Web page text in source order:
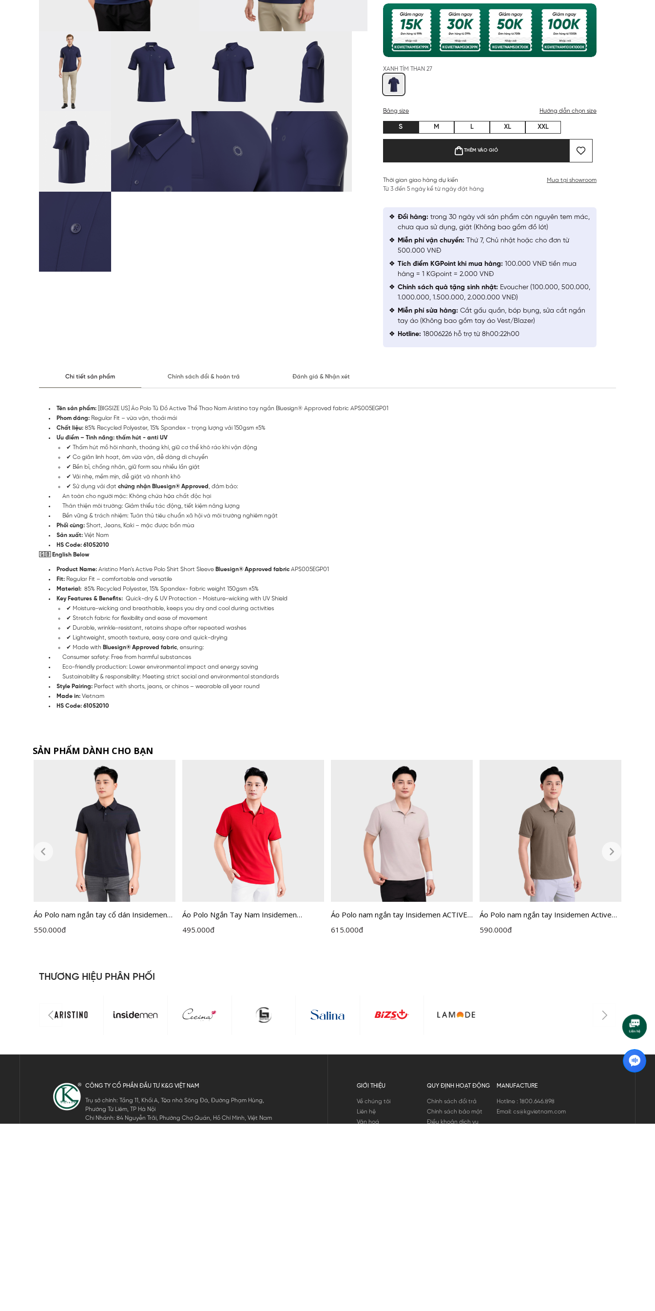
XANH TÍM THAN 27
Bảng size Hướng dẫn chọn size
S M L XL XXL
THÊM VÀO GIỎ
Thời gian giao hàng dự kiến
Từ 3 đến 5 ngày kể từ ngày đặt hàng
Mua tại showroom
Đổi hàng: trong 30 ngày với sản phẩm còn nguyên tem mác,
chưa qua sử dụng, giặt (Không bao gồm đồ lót)
Miễn phí vận chuyển: Thứ 7, Chủ nhật hoặc cho đơn từ
500.000 VNĐ
Tích điểm KGPoint khi mua hàng: 100.000 VNĐ tiền mua
hàng = 1 KGpoint = 2.000 VNĐ
Chính sách quà tặng sinh nhật: Evoucher (100.000, 500.000,
1.000.000, 1.500.000, 2.000.000 VNĐ)
Miễn phí sửa hàng: Cắt gấu quần, bóp bụng, sửa cắt ngắn
tay áo (Không bao gồm tay áo Vest/Blazer)
Hotline: 18006226 hỗ trợ từ 8h00:22h00
Chi tiết sản phẩm Chính sách đổi & hoàn trả Đánh giá & Nhận xét
Tên sản phẩm: [BIGSIZE US] Áo Polo Tủ Đồ Active Thể Thao Nam Aristino tay ngắn Bluesign® Approved fabric APS005EGP01
Phom dáng: Regular Fit – vừa vặn, thoải mái
Chất liệu: 85% Recycled Polyester, 15% Spandex - trọng lượng vải 150gsm ±5%
Ưu điểm – Tính năng: thấm hút - anti UV
✔ Thấm hút mồ hôi nhanh, thoáng khí, giữ cơ thể khô ráo khi vận động
✔ Co giãn linh hoạt, ôm vừa vặn, dễ dàng di chuyển
✔ Bền bỉ, chống nhăn, giữ form sau nhiều lần giặt
✔ Vải nhẹ, mềm mịn, dễ giặt và nhanh khô
✔ Sử dụng vải đạt chứng nhận Bluesign® Approved
, đảm bảo:
An toàn cho người mặc: Không chứa hóa chất độc hại
Thân thiện môi trường: Giảm thiểu tác động, tiết kiệm năng lượng
Bền vững & trách nhiệm: Tuân thủ tiêu chuẩn xã hội và môi trường nghiêm ngặt
Phối cùng: Short, Jeans, Kaki – mặc được bốn mùa
Sản xuất: Việt Nam
HS Code: 61052010
🇬🇧 English Below
Product Name: Aristino Men’s Active Polo Shirt Short Sleeve Bluesign® Approved fabric APS005EGP01
Fit: Regular Fit – comfortable and versatile
Material: 85% Recycled Polyester, 15% Spandex- fabric weight 150gsm ±5%
Key Features & Benefits: Quick-dry & UV Protection - Moisture-wicking with UV Shield
✔ Moisture-wicking and breathable, keeps you dry and cool during activities
✔ Stretch fabric for flexibility and ease of movement
✔ Durable, wrinkle-resistant, retains shape after repeated washes
✔ Lightweight, smooth texture, easy care and quick-drying
✔ Made with Bluesign® Approved fabric , ensuring:
Consumer safety: Free from harmful substances
Eco-friendly production: Lower environmental impact and energy saving
Sustainability & responsibility: Meeting strict social and environmental standards
Style Pairing: Perfect with shorts, jeans, or chinos – wearable all year round
Made in: Vietnam
HS Code: 61052010
SẢN PHẨM DÀNH CHO BẠN
Áo Polo nam ngắn tay cổ dán Insidemen
dệt Jacquard vân chìm IPS122MAH0
550.000đ
Áo Polo Ngắn Tay Nam Insidemen
Regular IPS212AH0
495.000đ
Áo Polo nam ngắn tay Insidemen ACTIVE
IPS112EDP01
615.000đ
Áo Polo nam ngắn tay Insidemen Active
dáng Regular IPS114EDP01
590.000đ
THƯƠNG HIỆU PHÂN PHỐI
CÔNG TY CỔ PHẦN ĐẦU TƯ K&G VIỆT NAM
Trụ sở chính: Tầng 11, Khối A, Tòa nhà Sông Đà, Đường Phạm Hùng,
Phường Từ Liêm, TP Hà Nội
Chi Nhánh: 84 Nguyễn Trãi, Phường Chợ Quán, Hồ Chí Minh, Việt Nam
GIỚI THIỆU
Về chúng tôi
Liên hệ
Văn hoá
QUY ĐỊNH HOẠT ĐỘNG
Chính sách đổi trả
Chính sách bảo mật
Điều khoản dịch vụ
MANUFACTURE
Hotline : 1800.646.898
Email: cs@kgvietnam.com